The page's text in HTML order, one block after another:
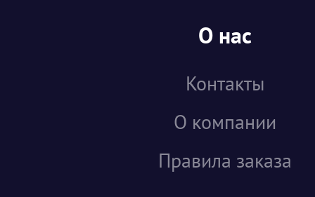
О нас
Контакты
О компании
Правила заказа